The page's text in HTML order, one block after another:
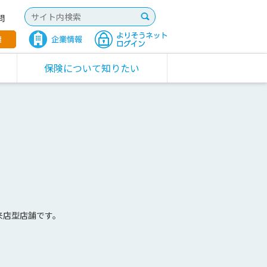
保険について知りたい
型店舗です。